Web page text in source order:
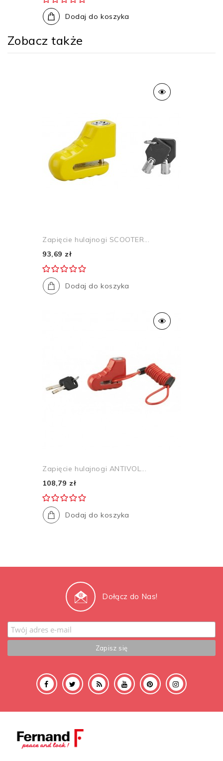
Dodaj do koszyka
Zobacz także
Zapięcie hulajnogi SCOOTER...
93,69 zł
Dodaj do koszyka
Zapięcie hulajnogi ANTIVOL...
108,79 zł
Dodaj do koszyka
Dołącz do Nas!